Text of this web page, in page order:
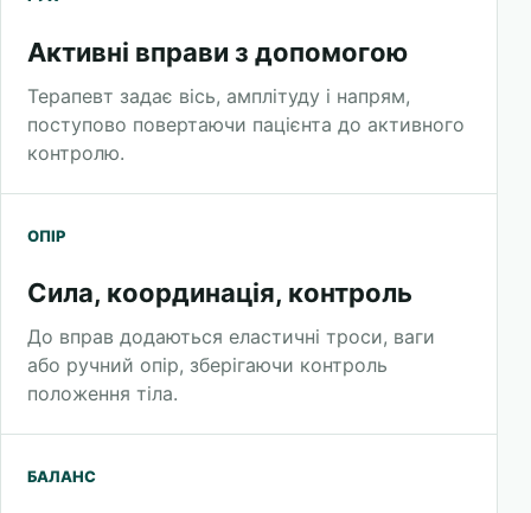
Активні вправи з допомогою
Терапевт задає вісь, амплітуду і напрям,
поступово повертаючи пацієнта до активного
контролю.
ОПІР
Сила, координація, контроль
До вправ додаються еластичні троси, ваги
або ручний опір, зберігаючи контроль
положення тіла.
БАЛАНС